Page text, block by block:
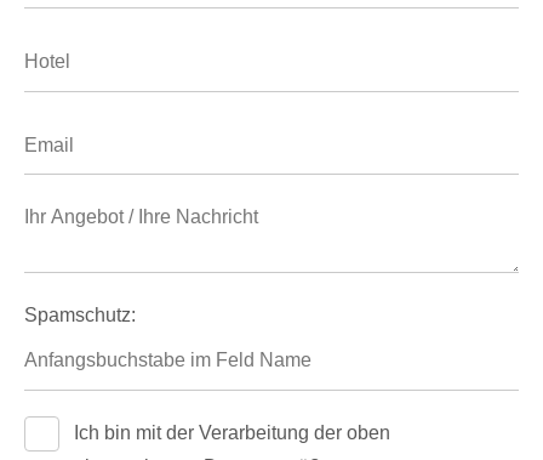
Spamschutz:
Ich bin mit der Verarbeitung der oben